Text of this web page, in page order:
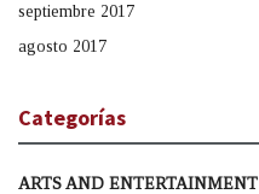
septiembre 2017
agosto 2017
Categorías
ARTS AND ENTERTAINMENT